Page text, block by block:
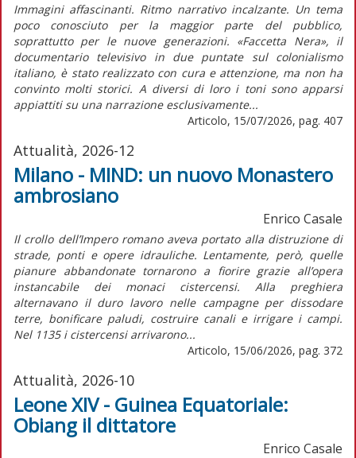
Immagini affascinanti. Ritmo narrativo incalzante. Un tema
poco conosciuto per la maggior parte del pubblico,
soprattutto per le nuove generazioni. «Faccetta Nera», il
documentario televisivo in due puntate sul colonialismo
italiano, è stato realizzato con cura e attenzione, ma non ha
convinto molti storici. A diversi di loro i toni sono apparsi
appiattiti su una narrazione esclusivamente...
Articolo, 15/07/2026, pag. 407
Attualità, 2026-12
Milano - MIND: un nuovo Monastero
ambrosiano
Enrico Casale
Il crollo dell’Impero romano aveva portato alla distruzione di
strade, ponti e opere idrauliche. Lentamente, però, quelle
pianure abbandonate tornarono a fiorire grazie all’opera
instancabile dei monaci cistercensi. Alla preghiera
alternavano il duro lavoro nelle campagne per dissodare
terre, bonificare paludi, costruire canali e irrigare i campi.
Nel 1135 i cistercensi arrivarono...
Articolo, 15/06/2026, pag. 372
Attualità, 2026-10
Leone XIV - Guinea Equatoriale:
Obiang il dittatore
Enrico Casale